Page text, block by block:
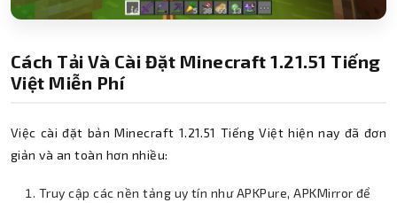
Cách Tải Và Cài Đặt Minecraft 1.21.51 Tiếng
Việt Miễn Phí
Việc cài đặt bản Minecraft 1.21.51 Tiếng Việt hiện nay đã đơn
giản và an toàn hơn nhiều:
Truy cập các nền tảng uy tín như APKPure, APKMirror để